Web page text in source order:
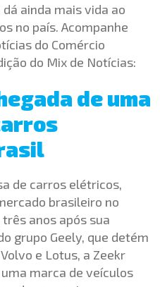
ainda mais vida ao
no país. Acompanhe
do Comércio
do Mix de Notícias:
de uma
de carros elétricos,
brasileiro no
anos após sua
grupo Geely, que detém
e Lotus, a Zeekr
marca de veículos